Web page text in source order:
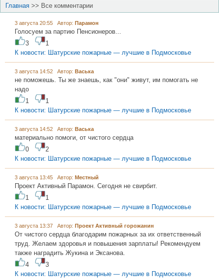
Главная >> Все комментарии
3 августа 20:55 Автор: Парамон
Голосуем за партию Пенсионеров...
3
1
К новости: Шатурские пожарные — лучшие в Подмосковье
3 августа 14:52 Автор: Васька
не поможешь. Ты же знаешь, как "они" живут, им помогать не
надо
1
1
К новости: Шатурские пожарные — лучшие в Подмосковье
3 августа 14:52 Автор: Васька
материально помоги, от чистого сердца
0
2
К новости: Шатурские пожарные — лучшие в Подмосковье
3 августа 13:45 Автор: Местный
Проект Активный Парамон. Сегодня не свирбит.
1
1
К новости: Шатурские пожарные — лучшие в Подмосковье
3 августа 13:37 Автор: Проект Активный горожанин
От чистого сердца благодарим пожарных за их ответственный
труд. Желаем здоровья и повышения зарплаты! Рекомендуем
также наградить Жукина и Эксанова.
4
3
К новости: Шатурские пожарные — лучшие в Подмосковье